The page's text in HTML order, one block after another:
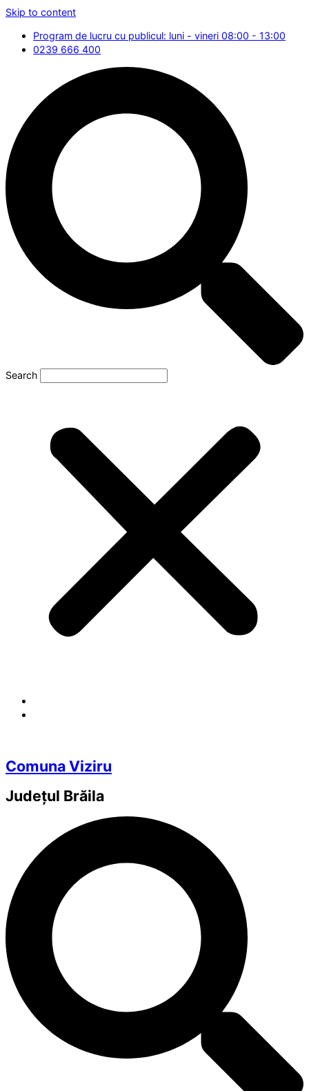
Skip to content
Program de lucru cu publicul: luni - vineri 08:00 - 13:00
0239 666 400
Search
Comuna Viziru
Județul Brăila